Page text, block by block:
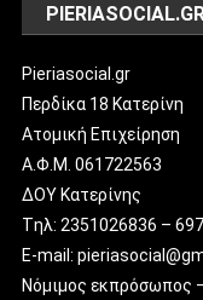
Pieriasocial.gr
Περδίκα 18 Κατερίνη
Ατομική Επιχείρηση
Α.Φ.Μ. 061722563
ΔΟΥ Κατερίνης
Tηλ: 2351026836 –
E-mail:
Νόμιμος εκπρόσωπος